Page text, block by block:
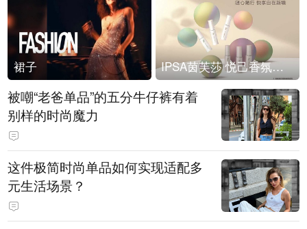
裙子 IPSA茵芙莎 悦己香氛凝露上市
被嘲“老爸单品”的五分牛仔裤有着
别样的时尚魔力
这件极简时尚单品如何实现适配多
元生活场景？